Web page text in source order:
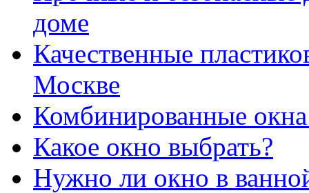
доме
Качественные
Москве
Комбинированные
Какое окно выбрать?
Нужно ли окно в